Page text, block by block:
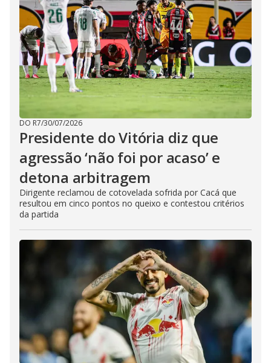
DO R7/30/07/2026
Presidente do Vitória diz que
agressão ‘não foi por acaso’ e
detona arbitragem
Dirigente reclamou de cotovelada sofrida por Cacá que
resultou em cinco pontos no queixo e contestou critérios
da partida